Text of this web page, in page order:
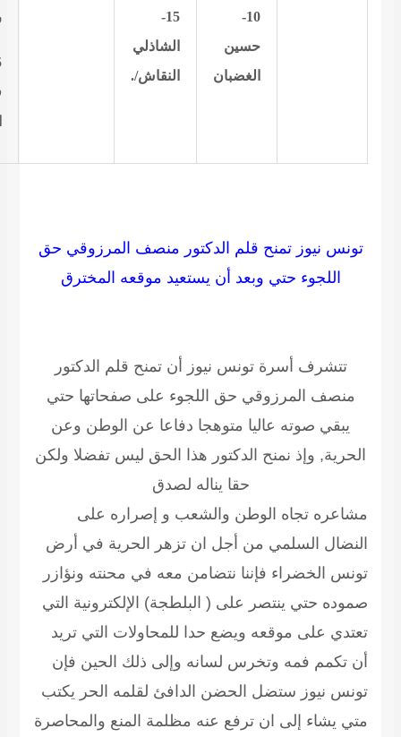
15-
الشاذلي
النقاش/.
10-
حسين
الغضبان
تونس نيوز تمنح قلم الدكتور منصف المرزوقي حق
اللجوء حتي وبعد أن يستعيد موقعه المخترق
تتشرف أسرة تونس نيوز أن تمنح قلم الدكتور
منصف المرزوقي حق اللجوء على صفحاتها حتي
يبقي صوته عاليا متوهجا دفاعا عن الوطن وعن
الحرية, وإذ نمنح الدكتور هذا الحق ليس تفضلا ولكن
حقا يناله لصدق
مشاعره تجاه الوطن والشعب و إصراره على
النضال السلمي من أجل ان تزهر الحرية في أرض
تونس الخضراء فإننا نتضامن معه في محنته ونؤازر
صموده حتي ينتصر على ( البلطجة) الإلكترونية التي
تعتدي على موقعه ويضع حدا للمحاولات التي تريد
أن تكمم فمه وتخرس لسانه وإلى ذلك الحين فإن
تونس نيوز ستضل الحضن الدافئ لقلمه الحر يكتب
متي يشاء إلى ان ترفع عنه مظلمة المنع والمحاصرة